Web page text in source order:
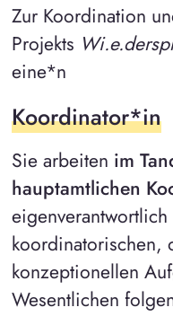
Zur Koordination
Projekts
eine*n
Koordinator*in
Sie arbeiten im
hauptamtlichen
eigenverantwortlich
koordinatorischen,
konzeptionellen
Wesentlichen